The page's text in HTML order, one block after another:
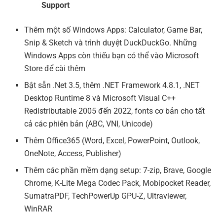
Support
Thêm một số Windows Apps: Calculator, Game Bar,
Snip & Sketch và trình duyệt DuckDuckGo. Những
Windows Apps còn thiếu bạn có thể vào Microsoft
Store để cài thêm
Bật sẵn .Net 3.5, thêm .NET Framework 4.8.1, .NET
Desktop Runtime 8 và Microsoft Visual C++
Redistributable 2005 đến 2022, fonts cơ bản cho tất
cả các phiên bản (ABC, VNI, Unicode)
Thêm Office365 (Word, Excel, PowerPoint, Outlook,
OneNote, Access, Publisher)
Thêm các phần mềm dạng setup: 7-zip, Brave, Google
Chrome, K-Lite Mega Codec Pack, Mobipocket Reader,
SumatraPDF, TechPowerUp GPU-Z, Ultraviewer,
WinRAR